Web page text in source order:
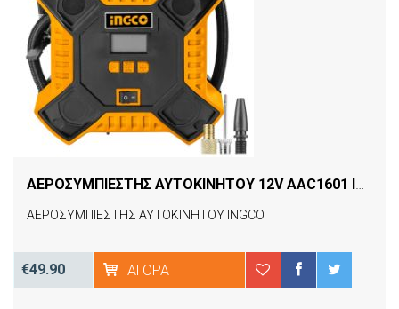
ΑΕΡΟΣΥΜΠΙΕΣΤΗΣ ΑΥΤΟΚΙΝΗΤΟΥ INGCO
€49.90 ΑΓΟΡΆ